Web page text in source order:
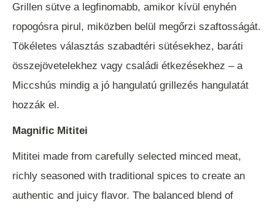
Grillen sütve a legfinomabb, amikor kívül enyhén
ropogósra pirul, miközben belül megőrzi szaftosságát.
Tökéletes választás szabadtéri sütésekhez, baráti
összejövetelekhez vagy családi étkezésekhez – a
Miccshús mindig a jó hangulatú grillezés hangulatát
hozzák el.
Magnific Mititei
Mititei made from carefully selected minced meat,
richly seasoned with traditional spices to create an
authentic and juicy flavor. The balanced blend of